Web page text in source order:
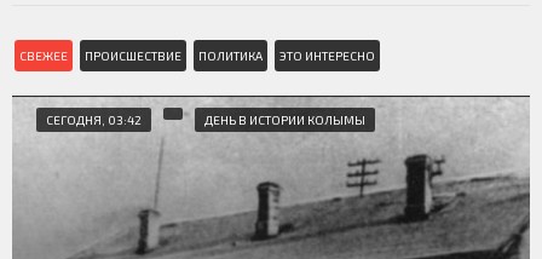
СВЕЖЕЕ ПРОИСШЕСТВИЕ ПОЛИТИКА ЭТО ИНТЕРЕСНО
СЕГОДНЯ, 03:42 ДЕНЬ В ИСТОРИИ КОЛЫМЫ